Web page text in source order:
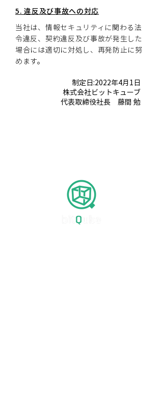
5. 違反及び事故への対応
当社は、情報セキュリティに関わる法
令違反、契約違反及び事故が発生した
場合には適切に対処し、再発防止に努
めます。
制定日:2022年4月1日
株式会社ビットキューブ
代表取締役社長 藤間 勉